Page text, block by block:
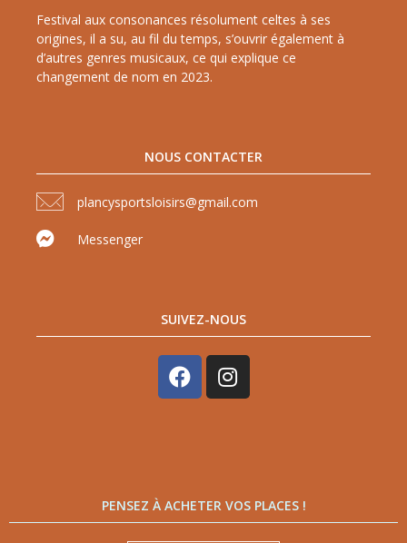
Festival aux consonances résolument celtes à ses
origines, il a su, au fil du temps, s’ouvrir également à
d’autres genres musicaux, ce qui explique ce
changement de nom en 2023.
NOUS CONTACTER
plancysportsloisirs@gmail.com
Messenger
SUIVEZ-NOUS
PENSEZ À ACHETER VOS PLACES !